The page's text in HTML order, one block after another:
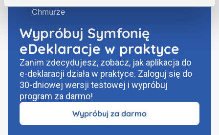
Wypróbuj Symfonię
eDeklaracje w praktyce
Zanim zdecydujesz, zobacz, jak aplikacja do
e-deklaracji działa w praktyce. Zaloguj się do
30-dniowej wersji testowej i wypróbuj
program za darmo!
Wypróbuj za darmo